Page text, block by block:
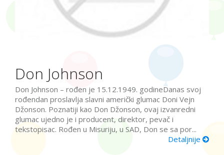
Don Johnson
Don Johnson – rođen je 15.12.1949. godineDanas svoj
rođendan proslavlja slavni američki glumac Doni Vejn
Džonson. Poznatiji kao Don Džonson, ovaj izvanredni
glumac ujedno je i producent, direktor, pevač i
tekstopisac. Rođen u Misuriju, u SAD, Don se sa por...
Detaljnije